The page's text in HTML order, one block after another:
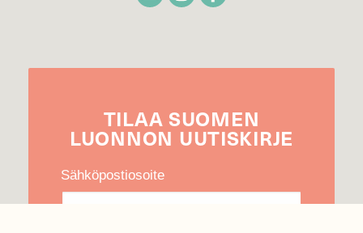
TILAA SUOMEN
LUONNON UUTIS­KIRJE
Sähköpostiosoite